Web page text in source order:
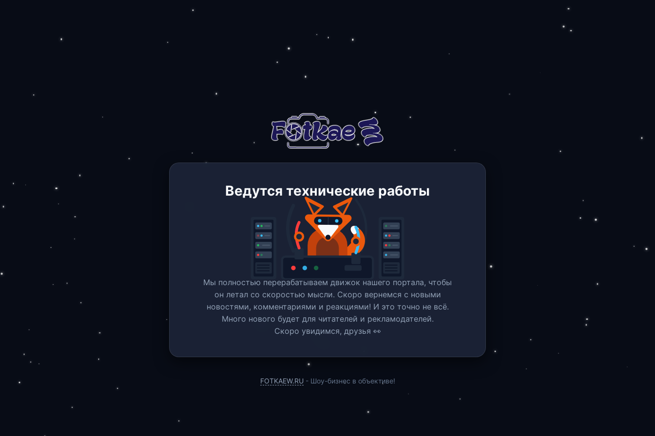
Ведутся технические работы
Мы полностью перерабатываем движок нашего портала, чтобы
он летал со скоростью мысли. Скоро вернемся c новыми
новостями, комментариями и реакциями! И это точно не всё.
Много нового будет для читателей и рекламодателей.
Скоро увидимся, друзья 👀
FOTKAEW.RU - Шоу-бизнес в объективе!